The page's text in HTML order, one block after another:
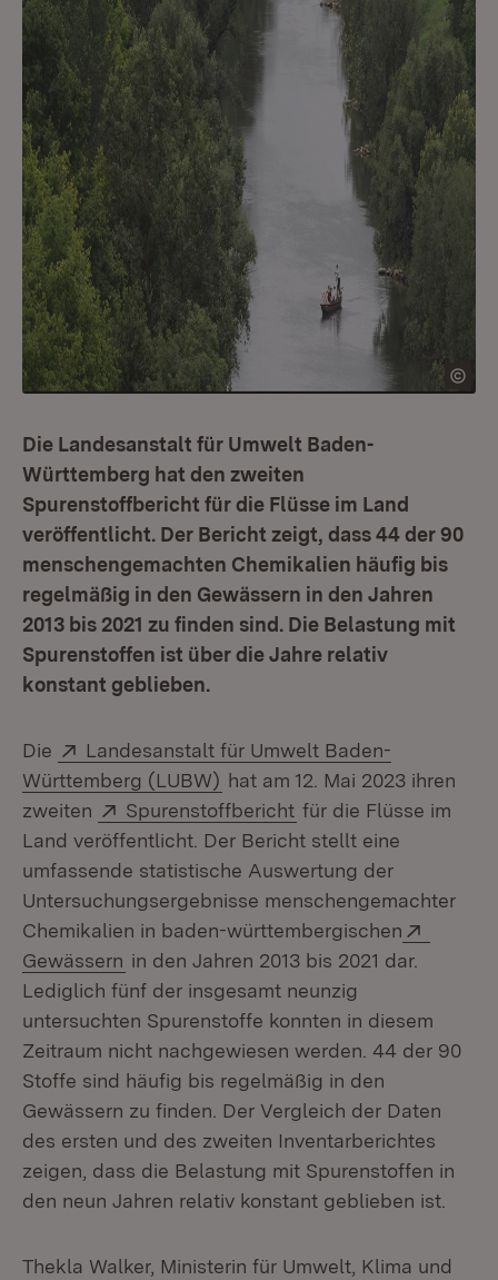
Die Landesanstalt für Umwelt Baden-
Württemberg hat den zweiten
Spurenstoffbericht für die Flüsse im Land
veröffentlicht. Der Bericht zeigt, dass 44 der 90
menschengemachten Chemikalien häufig bis
regelmäßig in den Gewässern in den Jahren
2013 bis 2021 zu finden sind. Die Belastung mit
Spurenstoffen ist über die Jahre relativ
konstant geblieben.
Die Extern:
Landesanstalt für Umwelt Baden-
Württemberg (LUBW) (Öffnet in neuem Fenster)
hat am 12. Mai 2023 ihren
zweiten
Extern:
Spurenstoffbericht (Öffnet in neuem
für die Flüsse im
Land veröffentlicht. Der Bericht stellt eine
umfassende statistische Auswertung der
Untersuchungsergebnisse menschengemachter
Chemikalien in baden-württembergischen
Gewässern (Öffnet in neuem Fenster)
in den Jahren 2013 bis 2021 dar.
Lediglich fünf der insgesamt neunzig
untersuchten Spurenstoffe konnten in diesem
Zeitraum nicht nach­gewiesen werden. 44 der 90
Stoffe sind häufig bis regelmäßig in den
Gewässern zu finden. Der Vergleich der Daten
des ersten und des zweiten Inventarberichtes
zeigen, dass die Belastung mit Spurenstoffen in
den neun Jahren relativ konstant geblieben ist.
Thekla Walker, Ministerin für Umwelt, Klima und